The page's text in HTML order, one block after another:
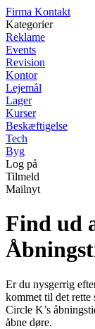
Firma Kontakt
Kategorier
Reklame
Events
Revision
Kontor
Lejemål
Lager
Kurser
Beskæftigelse
Tech
Byg
Log på
Tilmeld
Mailnyt
Find ud
Er du nysgerrig
kommet til det
Circle K’s
åbne døre.